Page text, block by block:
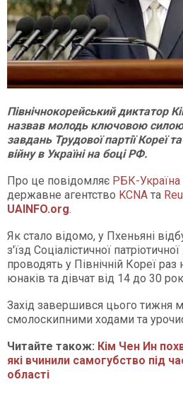
Північнокорейський диктатор
назвав молодь ключовою
завдань Трудової партії Кореї
війну в Україні на боці РФ.
Про це повідомляє РБК-Україна
державне агентство KCNA та
UAINFO.org.
Як стало відомо, у Пхеньяні
з'їзд Соціалістичної
проводять у Північній Кореї раз
юнаків та дівчат від 14 до 30
Захід завершився цього тижня
смолоскипними ходами та
Читайте також: Кім Чен Ин
які вчинили самогубство під
області